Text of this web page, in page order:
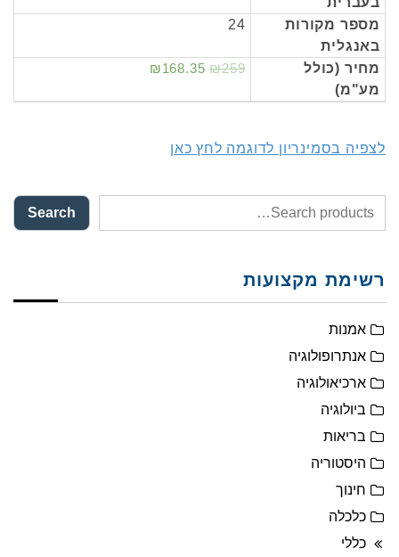
מספר מקורות
באנגלית
24
מחיר (כולל
מע"מ)
₪168.35 ₪259
לצפיה בסמינריון לדוגמה לחץ כאן
Search
רשימת מקצועות
אמנות
אנתרופולוגיה
ארכיאולוגיה
ביולוגיה
בריאות
היסטוריה
חינוך
כלכלה
כללי